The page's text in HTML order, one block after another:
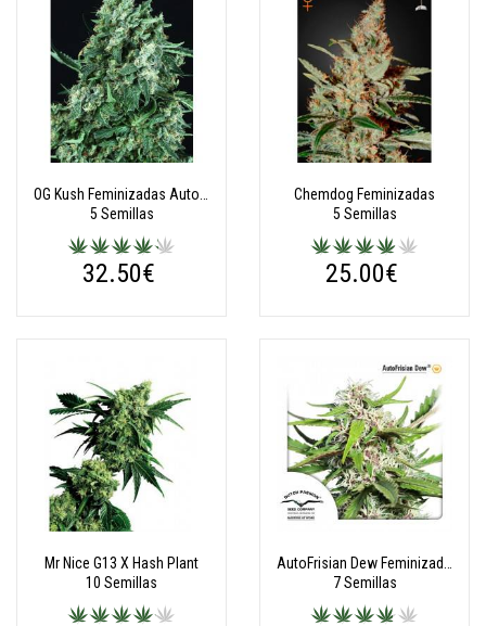
5 Semillas
32.50€
Chemdog Feminizadas
5 Semillas
25.00€
Mr Nice G13 X Hash Plant
10 Semillas
7 Semillas